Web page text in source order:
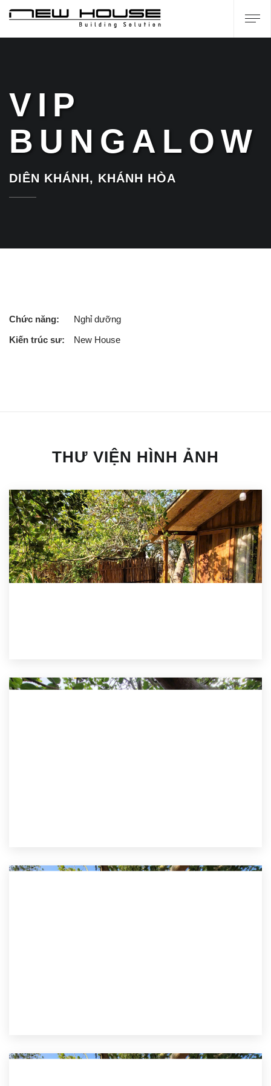
VIP
BUNGALOW
DIÊN KHÁNH, KHÁNH HÒA
Chức năng:
Nghỉ dưỡng
Kiến trúc sư:
New House
THƯ VIỆN HÌNH ẢNH